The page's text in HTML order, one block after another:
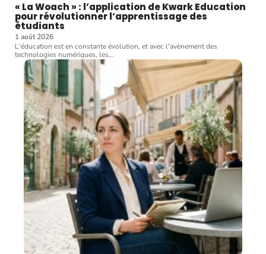
« La Woach » : l’application de Kwark Education
pour révolutionner l’apprentissage des
étudiants
1 août 2026
L'éducation est en constante évolution, et avec l'avènement des
technologies numériques, les…